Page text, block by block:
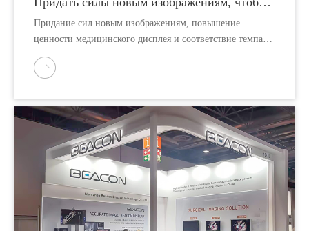
идти в ногу с RSNA 2021
Придание сил новым изображениям, повышение
ценности медицинского дисплея и соответствие темпам
технологических инноваций в каждой медицинской
отрасли являются вечной движущей силой для Beacon